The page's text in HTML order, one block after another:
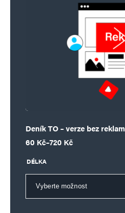
Deník TO – verze bez reklam
60 Kč–720 Kč
Rozpětí cen: 60 Kč až 720 Kč
DÉLKA